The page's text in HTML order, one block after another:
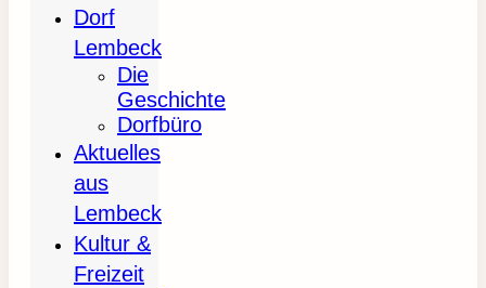
Dorf
Lembeck
Die
Geschichte
Dorfbüro
Aktuelles
aus
Lembeck
Kultur &
Freizeit